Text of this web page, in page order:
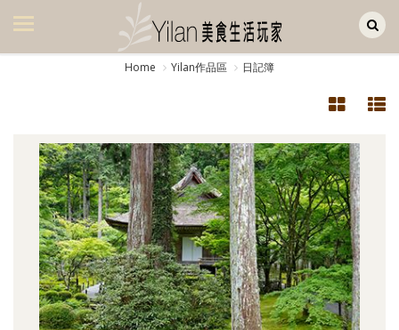
美食集
旅遊集
旅遊美食集
生活風
書房集
日記簿
Home Yilan作品區 日記簿